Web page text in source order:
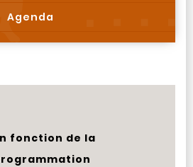
Agenda
fonction de la